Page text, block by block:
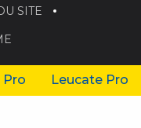
SITE
Pro Leucate Pro